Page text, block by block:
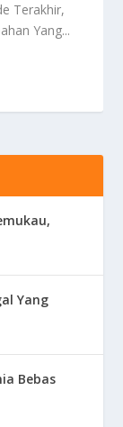
Terakhir,
Yang...
Yang
Bebas